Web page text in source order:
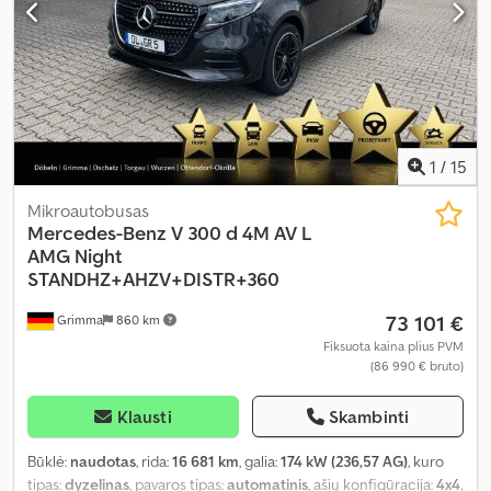
trauki kontrolė, vairo stiprintuvas
1 / 15
Grimma 860 km
Mikroautobusas
Mercedes-Benz V 300 d 4M AV L
AMG Night
STANDHZ+AHZV+DISTR+360
73 101 €
Fiksuota kaina plius PVM
(86 990 € bruto)
Klausti Skambinti
Būklė: naudotas, rida:16 681 km, galia:174 kW (236,57 AG), kuro
tipas:dyzelinas, pavaros tipas:automatinis, ašių konfigūracija:4x4,